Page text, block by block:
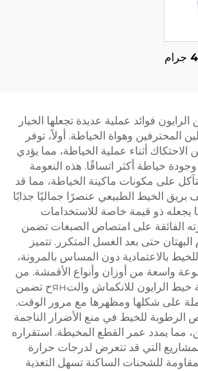
فوائد عملية عديدة تجعلها الخيار
المحترفين وهواة الخياطة. أولاً، توفر
الاحتكاك أثناء عملية الخياطة، مما يؤدي
خياطة أكثر اتساقًا. هذه النعومة
على مكونات ماكينة الخياطة، مما قد
بريق الخيط الطبيعي عنصرًا جماليًا جذابًا
يجعله ذو قيمة خاصة للاستخدامات
الفائقة على امتصاص الصبغات تضمن
البهتان حتى بعد الغسل المتكرر. تتميز
بالاعتمادية دون المساس بالمرونة،
واسعة من أوزان وأنواع الأقمشة. من
الناحية العملية، مقاومة خيط الرايون للانكماش والتянح تضمن
على شكلها ومظهرها مع مرور الوقت.
للخيط في منع الأضرار الناجمة
مما يمدد عمر القطع المخيطة. استقراره
التي قد تتعرض لدرجات حرارة
للشحنات الساكنة تسهل التغذية